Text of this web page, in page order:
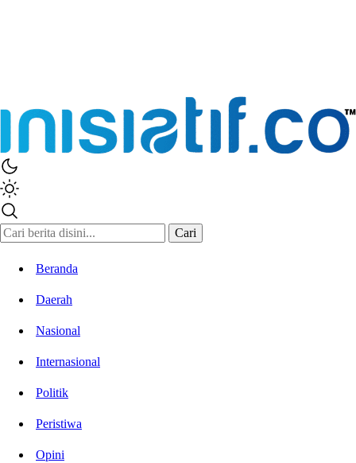
Inisiatif.co
Stay Connected Stay Informed
Cari
Beranda
Daerah
Nasional
Internasional
Politik
Peristiwa
Opini